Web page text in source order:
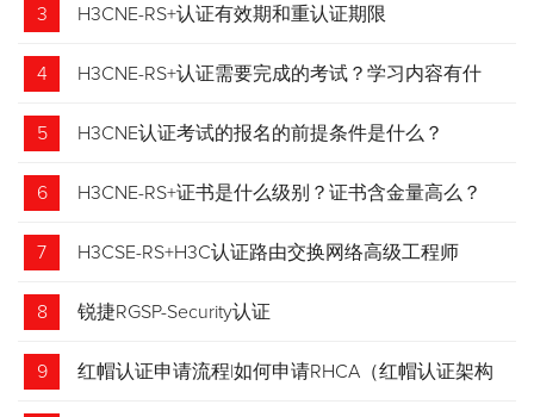
3 H3CNE-RS+认证有效期和重认证期限
4 H3CNE-RS+认证需要完成的考试？学习内容有什
么？
5 H3CNE认证考试的报名的前提条件是什么？
6 H3CNE-RS+证书是什么级别？证书含金量高么？
7 H3CSE-RS+H3C认证路由交换网络高级工程师
8 锐捷RGSP-Security认证
9 红帽认证申请流程|如何申请RHCA（红帽认证架构